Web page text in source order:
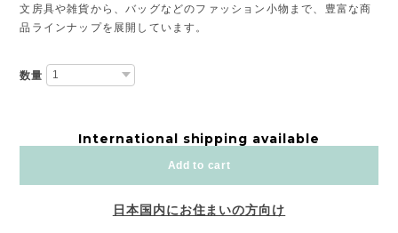
文房具や雑貨から、バッグなどのファッション小物まで、豊富な商
品ラインナップを展開しています。
数量
International shipping available
Add to cart
日本国内にお住まいの方向け